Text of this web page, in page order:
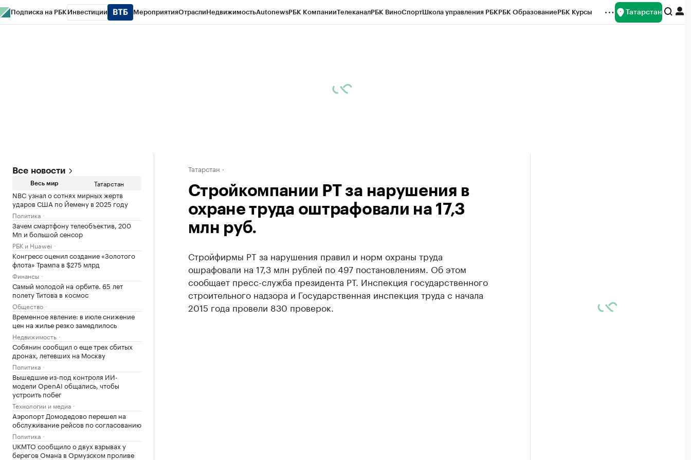
Подписка на РБК Инвестиции МероприятияОтраслиНедвижимостьAutonewsРБК КомпанииТелеканалРБК ВиноСпортШкола управления РБКРБК ОбразованиеРБК Курсы Татарстан
Все новости
Весь мир Татарстан
NBC узнал о сотнях мирных жертв
ударов США по Йемену в 2025 году
Политика
Зачем смартфону телеобъектив, 200
Мп и большой сенсор
РБК и Huawei
Конгресс оценил создание «Золотого
флота» Трампа в $275 млрд
Финансы
Самый молодой на орбите. 65 лет
полету Титова в космос
Общество
Временное явление: в июле снижение
цен на жилье резко замедлилось
Недвижимость
Собянин сообщил о еще трех сбитых
дронах, летевших на Москву
Политика
Вышедшие из-под контроля ИИ-
модели OpenAI общались, чтобы
устроить побег
Технологии и медиа
Аэропорт Домодедово перешел на
обслуживание рейсов по согласованию
Политика
UKMTO сообщило о двух взрывах у
берегов Омана в Ормузском проливе
Татарстан
Стройкомпании РТ за нарушения в
охране труда оштрафовали на 17,3
млн руб.
Стройфирмы РТ за нарушения правил и норм охраны труда
ошрафовали на 17,3 млн рублей по 497 постановлениям. Об этом
сообщает пресс-служба президента РТ. Инспекция государственного
строительного надзора и Государственная инспекция труда с начала
2015 года провели 830 проверок.